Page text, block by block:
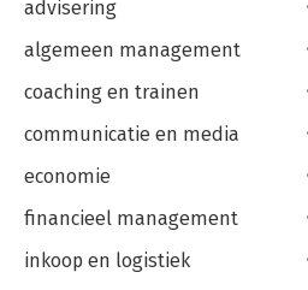
advisering
algemeen management
coaching en trainen
communicatie en media
economie
financieel management
inkoop en logistiek